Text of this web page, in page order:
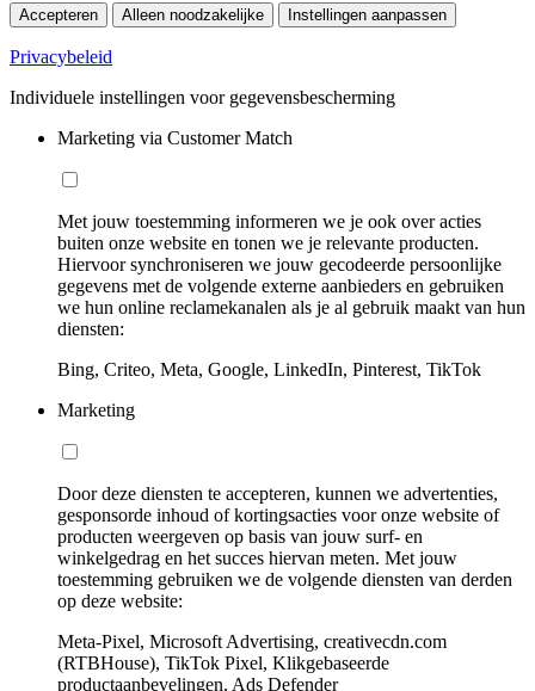
Accepteren Alleen noodzakelijke Instellingen aanpassen
Privacybeleid
Individuele instellingen voor gegevensbescherming
Marketing via Customer Match
Met jouw toestemming informeren we je ook over acties
buiten onze website en tonen we je relevante producten.
Hiervoor synchroniseren we jouw gecodeerde persoonlijke
gegevens met de volgende externe aanbieders en gebruiken
we hun online reclamekanalen als je al gebruik maakt van hun
diensten:
Bing, Criteo, Meta, Google, LinkedIn, Pinterest, TikTok
Marketing
Door deze diensten te accepteren, kunnen we advertenties,
gesponsorde inhoud of kortingsacties voor onze website of
producten weergeven op basis van jouw surf- en
winkelgedrag en het succes hiervan meten. Met jouw
toestemming gebruiken we de volgende diensten van derden
op deze website:
Meta-Pixel, Microsoft Advertising, creativecdn.com
(RTBHouse), TikTok Pixel, Klikgebaseerde
productaanbevelingen, Ads Defender